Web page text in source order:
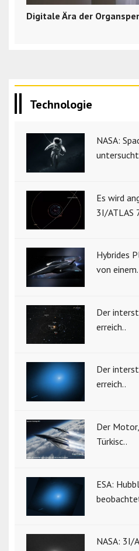
Digitale Ära der
Technologie
NASA:
Es wird
3I/ATLAS
Hybrides
von
Der
erreich..
Der
erreich..
Der
Türkisc..
ESA:
NASA: 3I/